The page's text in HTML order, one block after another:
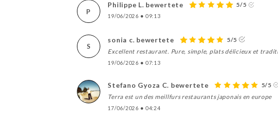
P
Philippe L. bewertete 5/5
19/06/2026 • 09:13
S
sonia c. bewertete
5/5
Excellent restaurant. Pure, simple, plats délicieux et
19/06/2026 • 07:13
Stefano Gyoza C. bewertete
5/5
Terra est un des meillfurs restaurants japonais en europe
17/06/2026 • 04:24